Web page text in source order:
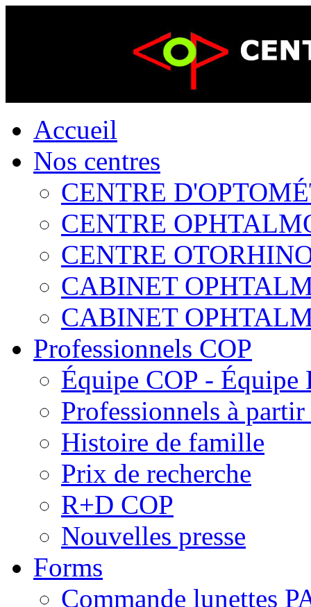
Accueil
Nos centres
CENTRE
CENTRE
CENTRE
CABINET
CABINET
Professionnels COP
Équipe COP - Équipe
Professionnels à
Histoire de famille
Prix de recherche
R+D COP
Nouvelles presse
Forms
Commande lunettes